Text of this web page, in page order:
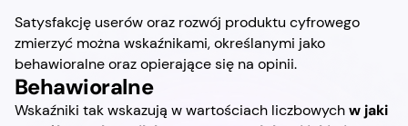
Satysfakcję userów oraz rozwój produktu cyfrowego
zmierzyć można wskaźnikami, określanymi jako
behawioralne oraz opierające się na opinii.
Behawioralne
Wskaźniki tak wskazują w wartościach liczbowychw jaki